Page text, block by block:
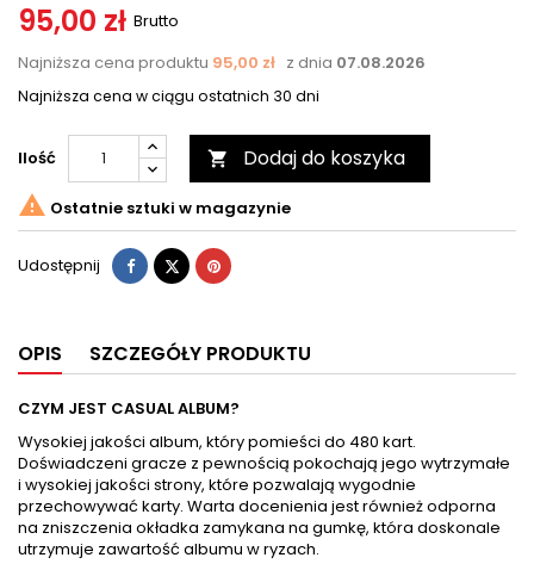
95,00 zł Brutto
Najniższa cena produktu 95,00 zł z dnia 07.08.2026
Najniższa cena w ciągu ostatnich 30 dni
Ilość  Dodaj do koszyka
 Ostatnie sztuki w magazynie
Udostępnij Udostępnij
TweetujPinterest
OPIS SZCZEGÓŁY PRODUKTU
CZYM JEST CASUAL ALBUM?
Wysokiej jakości album, który pomieści do 480 kart.
Doświadczeni gracze z pewnością pokochają jego wytrzymałe
i wysokiej jakości strony, które pozwalają wygodnie
przechowywać karty. Warta docenienia jest również odporna
na zniszczenia okładka zamykana na gumkę, która doskonale
utrzymuje zawartość albumu w ryzach.